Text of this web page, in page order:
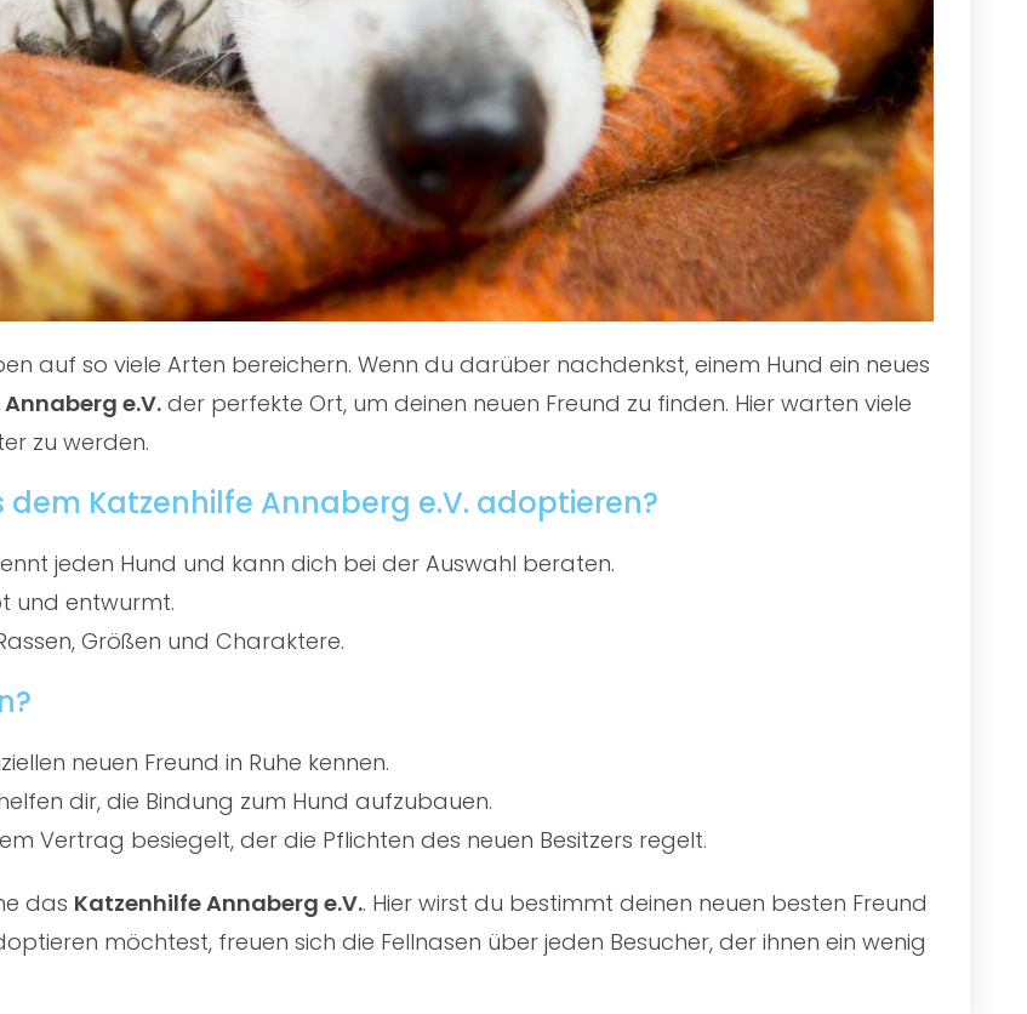
auf so viele Arten bereichern. Wenn du darüber nachdenkst, einem Hund ein neues
e.V. der perfekte Ort, um deinen neuen Freund zu finden. Hier warten viele
zu werden.
Katzenhilfe Annaberg e.V. adoptieren?
jeden Hund und kann dich bei der Auswahl beraten.
und entwurmt.
Größen und Charaktere.
neuen Freund in Ruhe kennen.
dir, die Bindung zum Hund aufzubauen.
Vertrag besiegelt, der die Pflichten des neuen Besitzers regelt.
das Katzenhilfe Annaberg e.V.. Hier wirst du bestimmt deinen neuen besten Freund
möchtest, freuen sich die Fellnasen über jeden Besucher, der ihnen ein wenig